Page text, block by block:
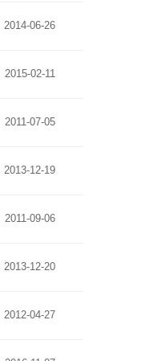
2014-06-26
2015-02-11
2011-07-05
2013-12-19
2011-09-06
2013-12-20
2012-04-27